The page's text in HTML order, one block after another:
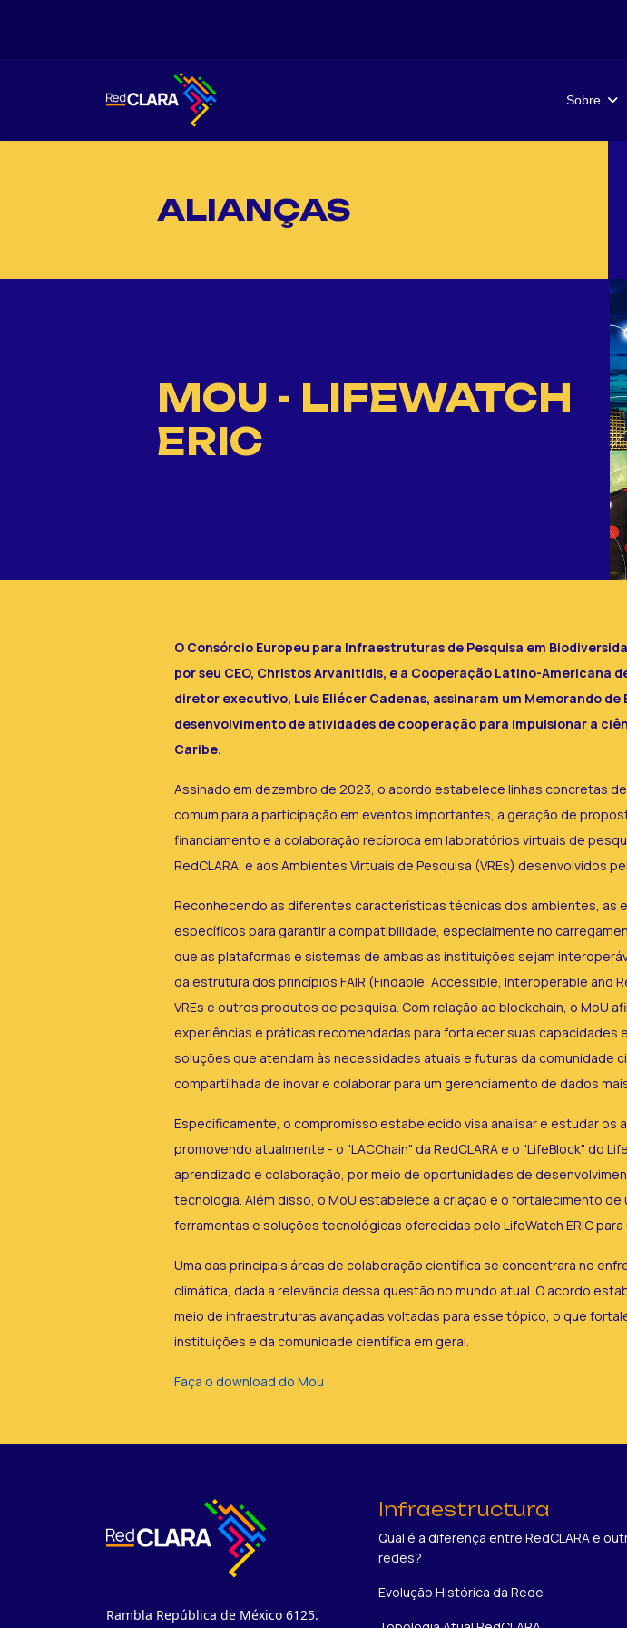
Sobre
ALIANÇAS
MOU - LIFEWATCH
ERIC
O Consórcio Europeu para Infraestruturas de Pesquisa em
por seu CEO, Christos Arvanitidis, e a Cooperação Latino-Americana
diretor executivo, Luis Eliécer Cadenas, assinaram um Memorando
desenvolvimento de atividades de cooperação para impulsionar a
Caribe.
Assinado em dezembro de 2023, o acordo estabelece linhas concretas
comum para a participação em eventos importantes, a geração de
financiamento e a colaboração recíproca em laboratórios virtuais de
RedCLARA, e aos Ambientes Virtuais de Pesquisa (VREs) desenvolvidos
Reconhecendo as diferentes características técnicas dos ambientes, as
específicos para garantir a compatibilidade, especialmente no
que as plataformas e sistemas de ambas as instituições sejam
da estrutura dos princípios FAIR (Findable, Accessible, Interoperable
VREs e outros produtos de pesquisa. Com relação ao blockchain, o MoU
experiências e práticas recomendadas para fortalecer suas capacidades
soluções que atendam às necessidades atuais e futuras da comunidade
compartilhada de inovar e colaborar para um gerenciamento de dados
Especificamente, o compromisso estabelecido visa analisar e estudar os
promovendo atualmente - o "LACChain" da RedCLARA e o "LifeBlock" do
aprendizado e colaboração, por meio de oportunidades de
tecnologia. Além disso, o MoU estabelece a criação e o fortalecimento de
ferramentas e soluções tecnológicas oferecidas pelo LifeWatch ERIC para
Uma das principais áreas de colaboração científica se concentrará no
climática, dada a relevância dessa questão no mundo atual. O acordo
meio de infraestruturas avançadas voltadas para esse tópico, o que
instituições e da comunidade científica em geral.
Faça o download do Mou
Rambla República de México 6125.
Infraestructura
Qual é a diferença entre RedCLARA e
redes?
Evolução Histórica da Rede